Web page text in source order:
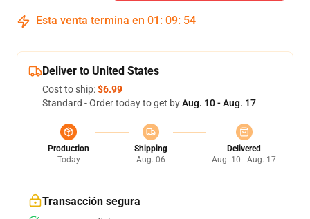
Esta venta termina en 01 : 09: 54
Deliver to United States
Cost to ship:$6.99
Standard - Order today to get byAug. 10 - Aug. 17
Production
Today
Shipping
Aug. 06
Delivered
Aug. 10 - Aug. 17
Transacción segura